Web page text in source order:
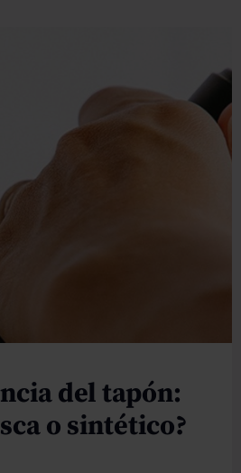
del tapón:
o sintético?